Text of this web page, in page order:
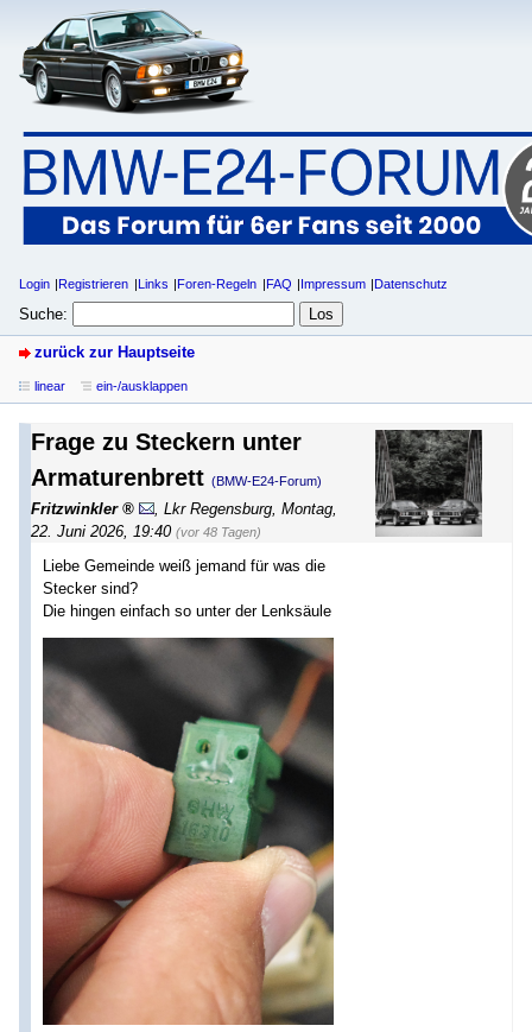
Login Registrieren Links Foren-Regeln FAQ Impressum Datenschutz
Suche:
zurück zur Hauptseite
linear ein-/ausklappen
Frage zu Steckern unter
Armaturenbrett (BMW-E24-Forum)
Fritzwinkler Lkr Regensburg Montag,
22. Juni 2026, 19:40 (vor 48 Tagen)
Liebe Gemeinde weiß jemand für was die
Stecker sind?
Die hingen einfach so unter der Lenksäule